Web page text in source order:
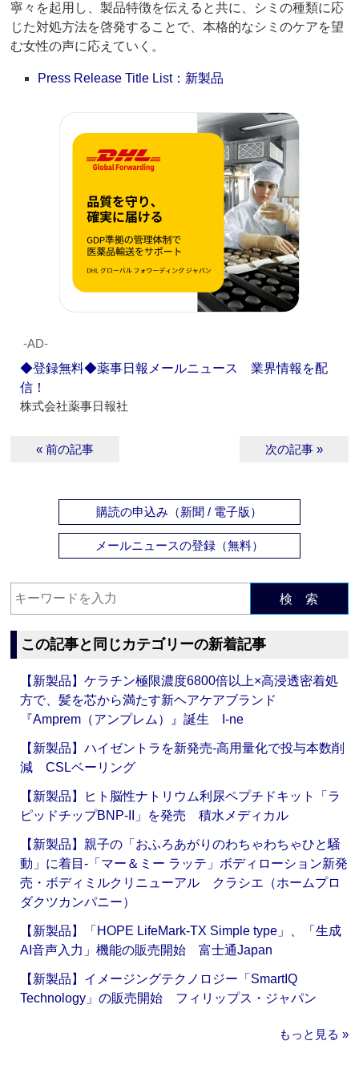
寧々を起用し、製品特徴を伝えると共に、シミの種類に応
じた対処方法を啓発することで、本格的なシミのケアを望
む女性の声に応えていく。
Press Release Title List：新製品
‐AD‐
◆登録無料◆薬事日報メールニュース 業界情報を配
信！
株式会社薬事日報社
« 前の記事 次の記事 »
購読の申込み（新聞 / 電子版）
メールニュースの登録（無料）
検 索
この記事と同じカテゴリーの新着記事
【新製品】ケラチン極限濃度6800倍以上×高浸透密着処
方で、髪を芯から満たす新ヘアケアブランド
『Amprem（アンプレム）』誕生 I-ne
【新製品】ハイゼントラを新発売‐高用量化で投与本数削
減 CSLベーリング
【新製品】ヒト脳性ナトリウム利尿ペプチドキット「ラ
ピッドチップBNP-II」を発売 積水メディカル
【新製品】親子の「おふろあがりのわちゃわちゃひと騒
動」に着目‐「マー＆ミー ラッテ」ボディローション新発
売・ボディミルクリニューアル クラシエ（ホームプロ
ダクツカンパニー）
【新製品】「HOPE LifeMark-TX Simple type」、「生成
AI音声入力」機能の販売開始 富士通Japan
【新製品】イメージングテクノロジー「SmartIQ
Technology」の販売開始 フィリップス・ジャパン
もっと見る »